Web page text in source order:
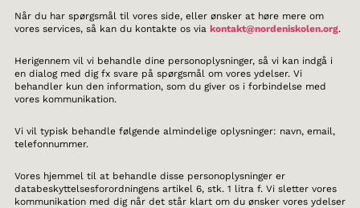
Når du har spørgsmål til vores side, eller ønsker at høre mere om
vores services, så kan du kontakte os via kontakt@nordeniskolen.org.
Herigennem vil vi behandle dine personoplysninger, så vi kan indgå i
en dialog med dig fx svare på spørgsmål om vores ydelser. Vi
behandler kun den information, som du giver os i forbindelse med
vores kommunikation.
Vi vil typisk behandle følgende almindelige oplysninger: navn, email,
telefonnummer.
Vores hjemmel til at behandle disse personoplysninger er
databeskyttelsesforordningens artikel 6, stk. 1 litra f. Vi sletter vores
kommunikation med dig når det står klart om du ønsker vores ydelser